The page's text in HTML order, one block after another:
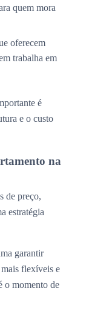
quem mora
oferecem
trabalha em
é
e o custo
na
de preço,
estratégia
garantir
flexíveis e
o momento de